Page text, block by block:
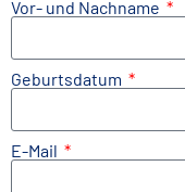
Vor- und Nachname
Geburtsdatum
E-Mail